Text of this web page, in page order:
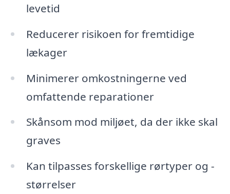
levetid
Reducerer risikoen for fremtidige
lækager
Minimerer omkostningerne ved
omfattende reparationer
Skånsom mod miljøet, da der ikke skal
graves
Kan tilpasses forskellige rørtyper og -
størrelser